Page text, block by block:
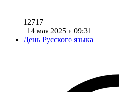
12717
| 14 мая 2025 в 09:31
День Русского языка